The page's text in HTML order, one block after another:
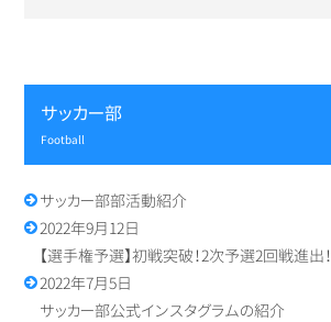
サッカー部
football
サッカー部部活動紹介
2022年9月12日
【選手権予選】初戦突破！2次予選2回戦進出！
2022年7月5日
サッカー部公式インスタグラムの紹介